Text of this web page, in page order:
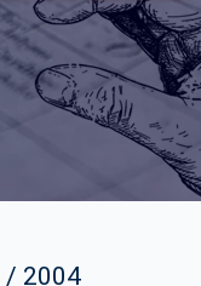
/ 2004